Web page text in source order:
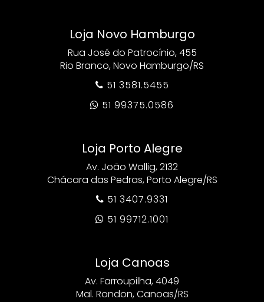
Loja Novo Hamburgo
Rua José do Patrocínio, 455
Rio Branco, Novo Hamburgo/RS
 51 3581.5455
 51 99375.0586
Loja Porto Alegre
Av. João Wallig, 2132
Chácara das Pedras, Porto Alegre/RS
 51 3407.9331
 51 99712.1001
Loja Canoas
Av. Farroupilha, 4049
Mal. Rondon, Canoas/RS